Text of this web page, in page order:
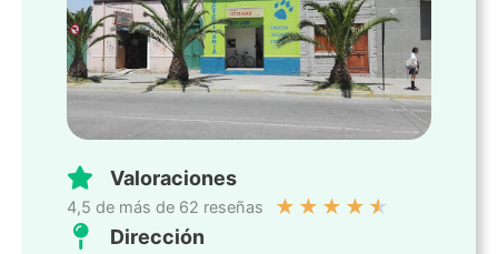
Valoraciones
4,5 de más de 62 reseñas ★ ★ ★ ★ ★
Dirección